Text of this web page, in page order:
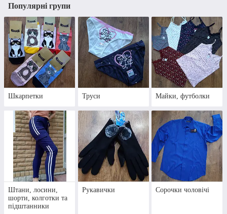
Популярні групи
Шкарпетки Труси Майки, футболки
Штани, лосини,
шорти, колготки та
підштанники
Рукавички Сорочки чоловічі